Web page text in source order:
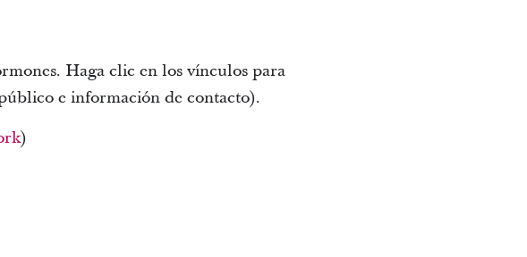
Haga clic en los vínculos para
e información de contacto).
)